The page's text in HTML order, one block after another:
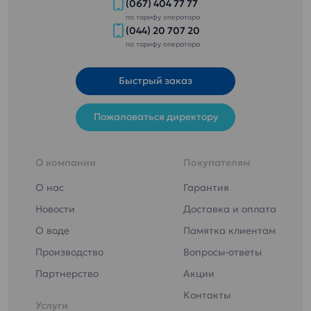
(067) 404 77 77
по тарифу оператора
(044) 20 707 20
по тарифу оператора
Быстрый заказ
Пожаловаться директору
О компании
О нас
Новости
О воде
Производство
Партнерство
Услуги
Покупателям
Гарантия
Доставка и оплата
Памятка клиентам
Вопросы-ответы
Акции
Контакты